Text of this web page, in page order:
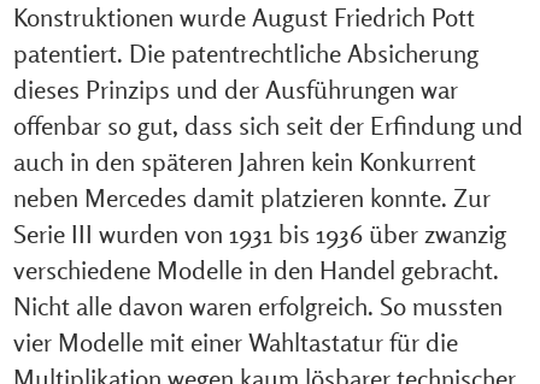
Konstruktionen wurde August Friedrich Pott
patentiert. Die patentrechtliche Absicherung
dieses Prinzips und der Ausführungen war
offenbar so gut, dass sich seit der Erfindung und
auch in den späteren Jahren kein Konkurrent
neben Mercedes damit platzieren konnte. Zur
Serie III wurden von 1931 bis 1936 über zwanzig
verschiedene Modelle in den Handel gebracht.
Nicht alle davon waren erfolgreich. So mussten
vier Modelle mit einer Wahltastatur für die